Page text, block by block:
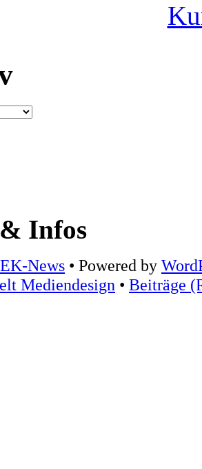
Infos
News • Powered by
Mediendesign • Beiträge